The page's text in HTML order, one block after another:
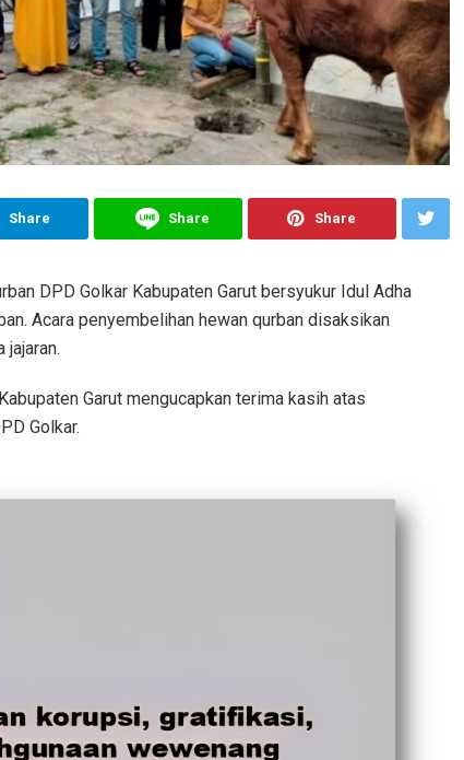
Share Share Share
DPD Golkar Kabupaten Garut bersyukur Idul Adha
Acara penyembelihan hewan qurban disaksikan
jajaran.
Garut mengucapkan terima kasih atas
Golkar.